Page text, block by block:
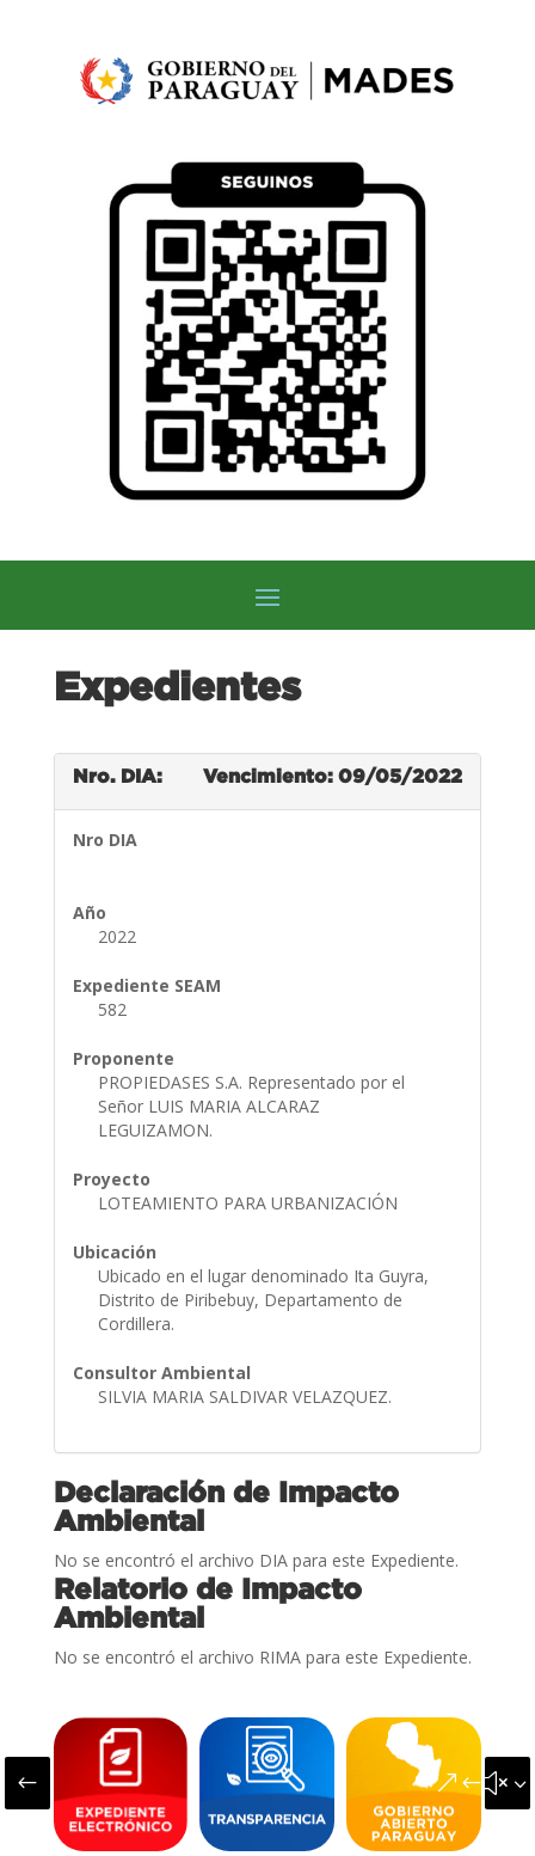
Expedientes
Nro. DIA: Vencimiento: 09/05/2022
Nro DIA
Año
2022
Expediente SEAM
582
Proponente
PROPIEDASES S.A. Representado por el
Señor LUIS MARIA ALCARAZ
LEGUIZAMON.
Proyecto
LOTEAMIENTO PARA URBANIZACIÓN
Ubicación
Ubicado en el lugar denominado Ita Guyra,
Distrito de Piribebuy, Departamento de
Cordillera.
Consultor Ambiental
SILVIA MARIA SALDIVAR VELAZQUEZ.
Declaración de Impacto
Ambiental
No se encontró el archivo DIA para este Expediente.
Relatorio de Impacto
Ambiental
No se encontró el archivo RIMA para este Expediente.
#